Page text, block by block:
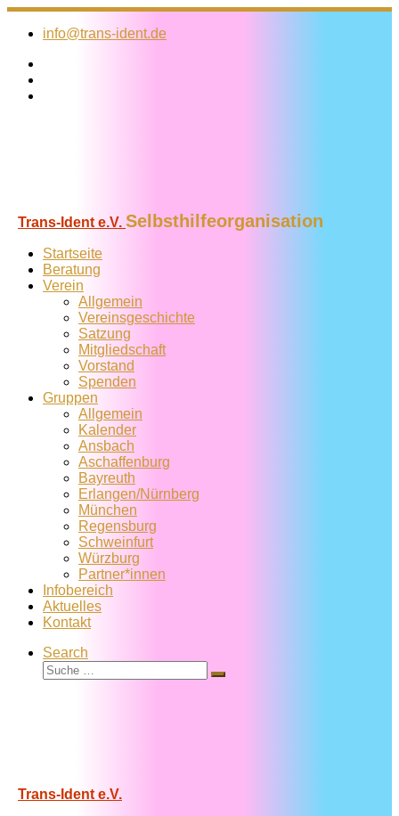
Zum
Inhalt
info@trans-ident.de
Trans-Ident e.V. Selbsthilfeorganisation
Startseite
Beratung
Verein
Allgemein
Vereins­geschichte
Satzung
Mitglied­schaft
Vorstand
Spenden
Gruppen
Allgemein
Kalender
Ansbach
Aschaffenburg
Bayreuth
Erlangen/Nürnberg
München
Regensburg
Schweinfurt
Würzburg
Partner*innen
Infobereich
Aktuelles
Kontakt
Search
Suche
Suche
Trans-Ident e.V.